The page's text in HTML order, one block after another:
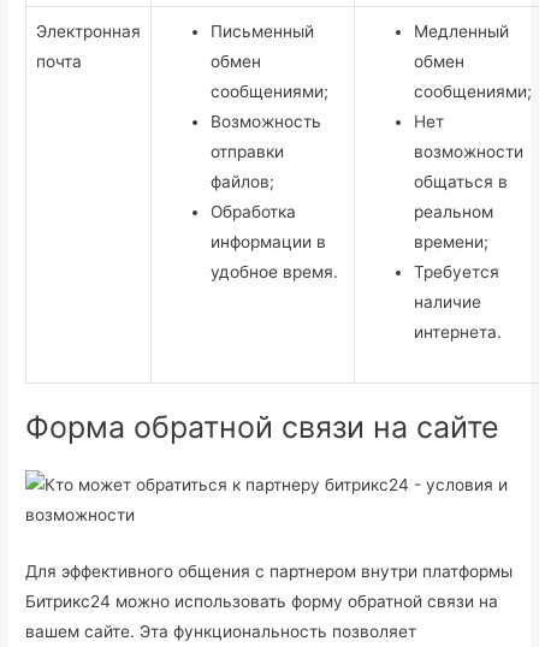
Электронная
почта
Письменный
обмен
сообщениями;
Возможность
отправки
файлов;
Обработка
информации в
удобное время.
Медленный
обмен
сообщениями;
Нет
возможности
общаться в
реальном
времени;
Требуется
наличие
интернета.
Форма обратной связи на сайте
Для эффективного общения с партнером внутри платформы
Битрикс24 можно использовать форму обратной связи на
вашем сайте. Эта функциональность позволяет